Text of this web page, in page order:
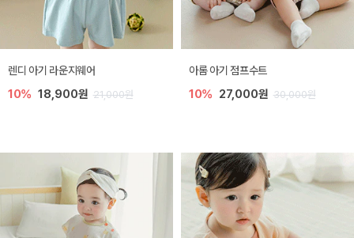
렌디 아기 라운지웨어
10% 18,900원 21,000원
아롬 아기 점프수트
10% 27,000원 30,000원